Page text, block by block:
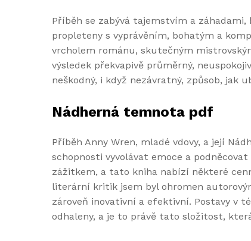
Příběh se zabývá tajemstvím a
propleteny s vyprávěním, bohatým a
vrcholem románu, skutečným
výsledek překvapivě průměrný,
neškodný, i když nezávratný, způsob, jak
Nádherná temnota pdf
Příběh Anny Wren, mladé vdovy, a její
schopnosti vyvolávat emoce a
zážitkem, a tato kniha nabízí některé
literární kritik jsem byl ohromen
zároveň inovativní a efektivní. Postavy v
odhaleny, a je to právě tato složitost,